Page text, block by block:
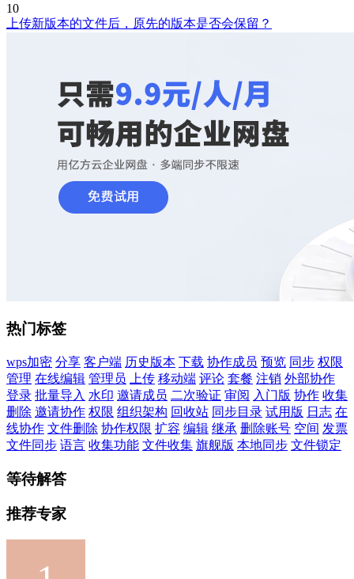
10
上传新版本的文件后，原先的版本是否会保留？
热门标签
wps加密 分享 客户端 历史版本 下载 协作成员 预览 同步 权限
管理 在线编辑 管理员 上传 移动端 评论 套餐 注销 外部协作
登录 批量导入 水印 邀请成员 二次验证 审阅 入门版 协作 收集
删除 邀请协作 权限 组织架构 回收站 同步目录 试用版 日志 在
线协作 文件删除 协作权限 扩容 编辑 继承 删除账号 空间 发票
文件同步 语言 收集功能 文件收集 旗舰版 本地同步 文件锁定
等待解答
推荐专家